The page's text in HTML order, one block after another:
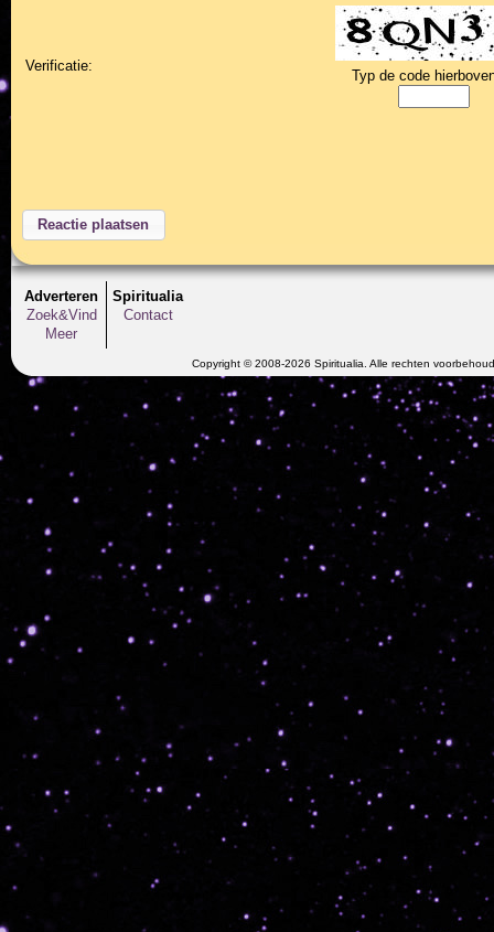
Verificatie:
Typ de code
Adverteren
Zoek&Vind
Meer
Spiritualia
Contact
Copyright © 2008-2026 Spiritualia. Alle rechten